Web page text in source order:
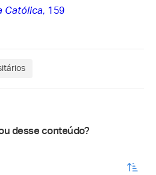
Católica, 159
desse conteúdo?
enviar